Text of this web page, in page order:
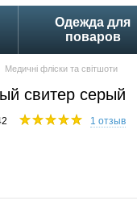
Одежда для
поваров
Медичні фліски та світшоти
свитер серый
1 отзыв